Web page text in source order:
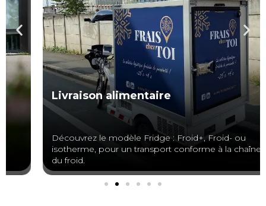
Livraison alimentaire
Découvrez le modèle Fridge : Froid+, Froid- ou
isotherme, pour un transport conforme à la chaîne
du froid.